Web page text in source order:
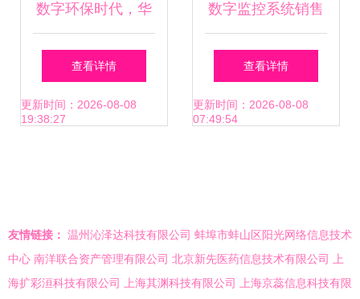
数字环保时代，华
北工控助力环保数
据监控系统升级
查看详情
更新时间：2026-08-08
19:38:27
数字监控系统销售
入门与实战指南
查看详情
更新时间：2026-08-08
07:49:54
友情链接： 温州沁泽达科技有限公司 蚌埠市蚌山区阳光网络信息技术
中心 南洋联合资产管理有限公司 北京新先医药信息技术有限公司
上
海扩彩洹科技有限公司
上海其渊科技有限公司
上海京蕊信息科技有限